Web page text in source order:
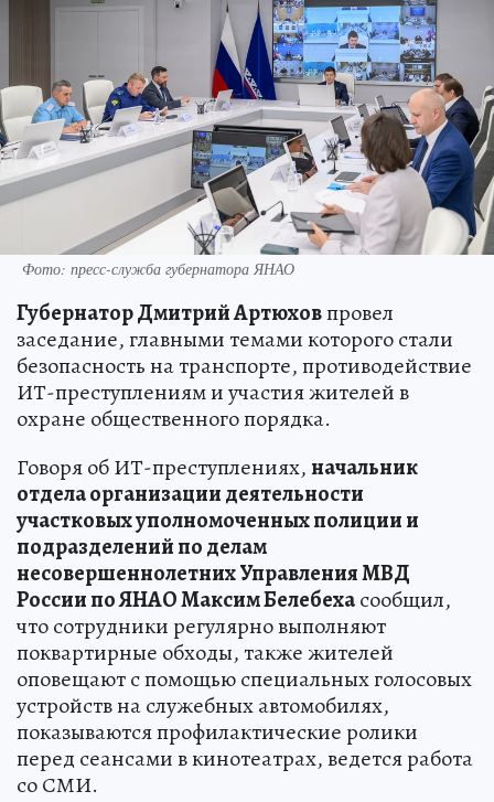
Фото: пресс-служба губернатора ЯНАО
Губернатор Дмитрий Артюховпровел
заседание, главными темами которого стали
безопасность на транспорте, противодействие
ИТ-преступлениям и участия жителей в
охране общественного порядка.
Говоря об ИТ-преступлениях,начальник
отдела организации деятельности
участковых уполномоченных полиции и
подразделений по делам
несовершеннолетних Управления МВД
России по ЯНАО Максим Белебехасообщил,
что сотрудники регулярно выполняют
поквартирные обходы, также жителей
оповещают с помощью специальных голосовых
устройств на служебных автомобилях,
показываются профилактические ролики
перед сеансами в кинотеатрах, ведется работа
со СМИ.